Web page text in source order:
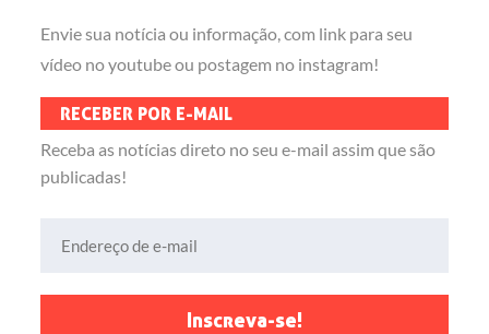
Envie sua notícia ou informação, com link para seu
vídeo no youtube ou postagem no instagram!
RECEBER POR E-MAIL
Receba as notícias direto no seu e-mail assim que são
publicadas!
Inscreva-se!